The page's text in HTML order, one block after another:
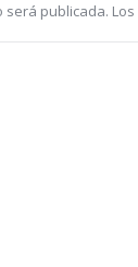
publicada.